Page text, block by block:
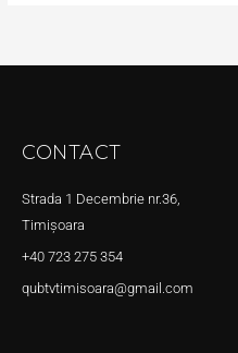
CONTACT
Strada 1 Decembrie nr.36,
Timișoara
+40 723 275 354
qubtvtimisoara@gmail.com